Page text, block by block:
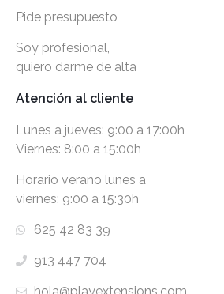
Pide presupuesto
Soy profesional,
quiero darme de alta
Atención al cliente
Lunes a jueves: 9:00 a 17:00h
Viernes: 8:00 a 15:00h
Horario verano lunes a
viernes: 9:00 a 15:30h
625 42 83 39
913 447 704